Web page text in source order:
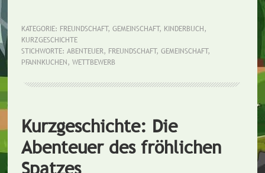
KATEGORIE: FREUNDSCHAFT, GEMEINSCHAFT, KINDERBUCH,
KURZGESCHICHTE
STICHWORTE: ABENTEUER, FREUNDSCHAFT, GEMEINSCHAFT,
PFANNKUCHEN, WETTBEWERB
Kurzgeschichte: Die
Abenteuer des fröhlichen
Spatzes